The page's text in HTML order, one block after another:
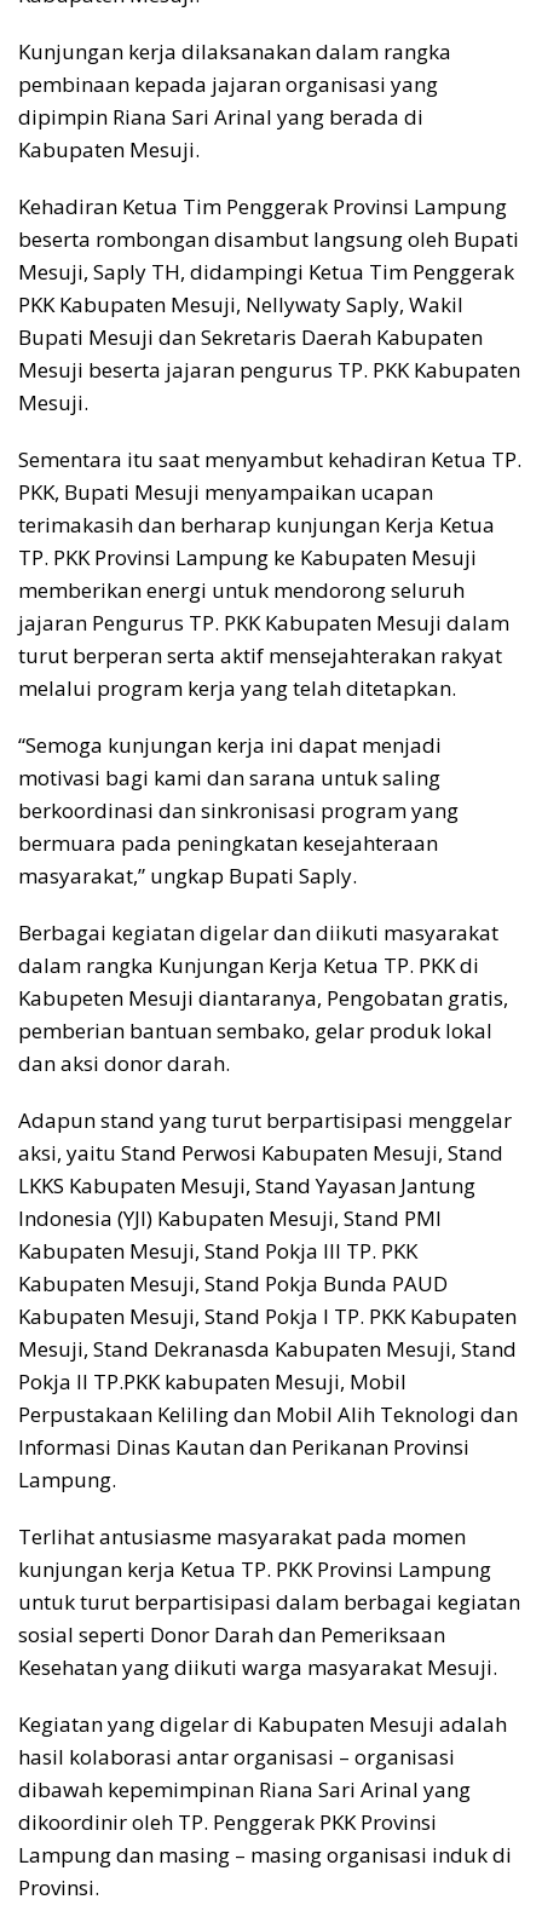
Kunjungan kerja dilaksanakan dalam rangka
pembinaan kepada jajaran organisasi yang
dipimpin Riana Sari Arinal yang berada di
Kabupaten Mesuji.
Kehadiran Ketua Tim Penggerak Provinsi Lampung
beserta rombongan disambut langsung oleh Bupati
Mesuji, Saply TH, didampingi Ketua Tim Penggerak
PKK Kabupaten Mesuji, Nellywaty Saply, Wakil
Bupati Mesuji dan Sekretaris Daerah Kabupaten
Mesuji beserta jajaran pengurus TP. PKK Kabupaten
Mesuji.
Sementara itu saat menyambut kehadiran Ketua TP.
PKK, Bupati Mesuji menyampaikan ucapan
terimakasih dan berharap kunjungan Kerja Ketua
TP. PKK Provinsi Lampung ke Kabupaten Mesuji
memberikan energi untuk mendorong seluruh
jajaran Pengurus TP. PKK Kabupaten Mesuji dalam
turut berperan serta aktif mensejahterakan rakyat
melalui program kerja yang telah ditetapkan.
“Semoga kunjungan kerja ini dapat menjadi
motivasi bagi kami dan sarana untuk saling
berkoordinasi dan sinkronisasi program yang
bermuara pada peningkatan kesejahteraan
masyarakat,” ungkap Bupati Saply.
Berbagai kegiatan digelar dan diikuti masyarakat
dalam rangka Kunjungan Kerja Ketua TP. PKK di
Kabupeten Mesuji diantaranya, Pengobatan gratis,
pemberian bantuan sembako, gelar produk lokal
dan aksi donor darah.
Adapun stand yang turut berpartisipasi menggelar
aksi, yaitu Stand Perwosi Kabupaten Mesuji, Stand
LKKS Kabupaten Mesuji, Stand Yayasan Jantung
Indonesia (YJI) Kabupaten Mesuji, Stand PMI
Kabupaten Mesuji, Stand Pokja III TP. PKK
Kabupaten Mesuji, Stand Pokja Bunda PAUD
Kabupaten Mesuji, Stand Pokja I TP. PKK Kabupaten
Mesuji, Stand Dekranasda Kabupaten Mesuji, Stand
Pokja II TP.PKK kabupaten Mesuji, Mobil
Perpustakaan Keliling dan Mobil Alih Teknologi dan
Informasi Dinas Kautan dan Perikanan Provinsi
Lampung.
Terlihat antusiasme masyarakat pada momen
kunjungan kerja Ketua TP. PKK Provinsi Lampung
untuk turut berpartisipasi dalam berbagai kegiatan
sosial seperti Donor Darah dan Pemeriksaan
Kesehatan yang diikuti warga masyarakat Mesuji.
Kegiatan yang digelar di Kabupaten Mesuji adalah
hasil kolaborasi antar organisasi – organisasi
dibawah kepemimpinan Riana Sari Arinal yang
dikoordinir oleh TP. Penggerak PKK Provinsi
Lampung dan masing – masing organisasi induk di
Provinsi.